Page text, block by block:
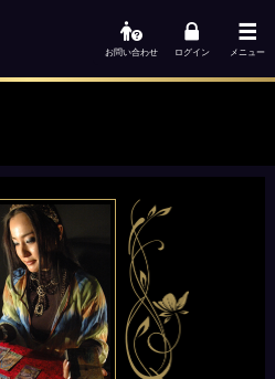
お問い合わせ ログイン メニュー